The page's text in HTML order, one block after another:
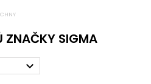
ZNAČKY SIGMA
